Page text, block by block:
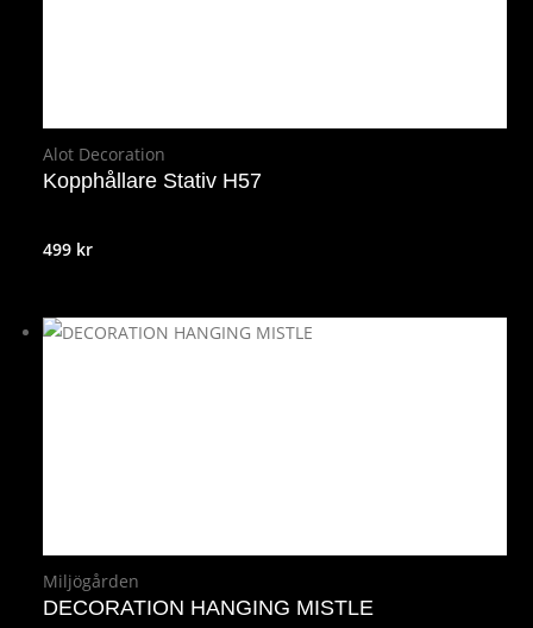
Alot Decoration
Kopphållare Stativ H57
499 kr
Miljögården
DECORATION HANGING MISTLE